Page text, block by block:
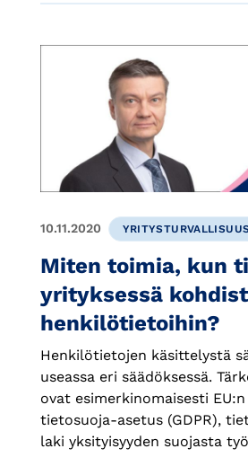
10.11.2020
Miten toimia, kun
yrityksessä
henkilötietoihin?
Henkilötietojen käsittelystä
useassa eri säädöksessä.
ovat esimerkinomaisesti
tietosuoja-asetus (GDPR),
laki yksityisyyden suojasta